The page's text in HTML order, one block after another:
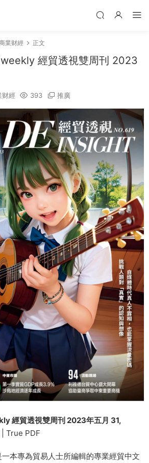
業财經 正文
經貿透視雙周刊 2023
财經 393 推廣
經貿透視雙周刊 2023年五月 31,
True PDF
一本專為貿易人士所編輯的專業經貿中文